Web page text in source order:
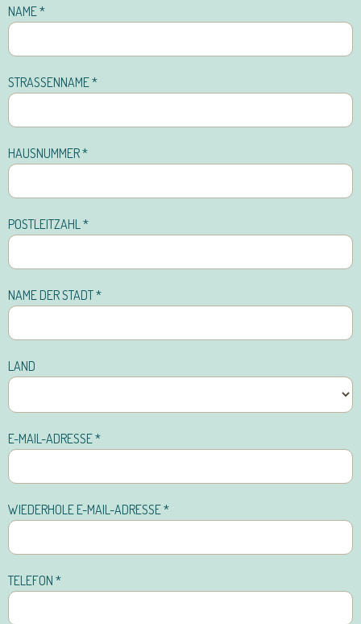
NAME*
STRASSENNAME*
HAUSNUMMER*
POSTLEITZAHL*
NAME DER STADT*
LAND
E-MAIL-ADRESSE*
WIEDERHOLE E-MAIL-ADRESSE*
TELEFON *